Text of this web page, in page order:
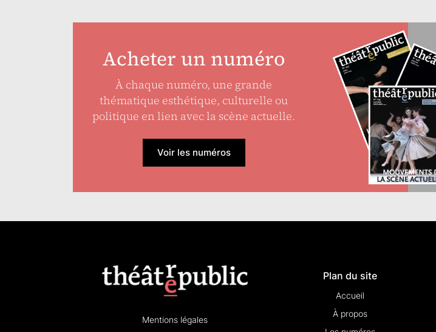
Acheter un numéro
À chaque numéro, une grande
thématique esthétique, culturelle ou
politique en lien avec la scène actuelle.
Voir les numéros
Mentions légales
Plan du site
Accueil
À propos